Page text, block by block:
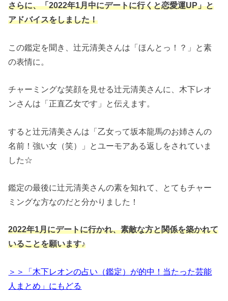
さらに、「2022年1月中にデートに行くと恋愛運UP」と
アドバイスをしました！
この鑑定を聞き、辻元清美さんは「ほんとっ！？」と素
の表情に。
チャーミングな笑顔を見せる辻元清美さんに、木下レオ
ンさんは「正直乙女です」と伝えます。
すると辻元清美さんは「乙女って坂本龍馬のお姉さんの
名前！強い女（笑）」とユーモアある返しをされていま
した☆
鑑定の最後に辻元清美さんの素を知れて、とてもチャー
ミングな方なのだと分かりました！
2022年1月にデートに行かれ、素敵な方と関係を築かれて
いることを願います♪
＞＞「木下レオンの占い（鑑定）が的中！当たった芸能
人まとめ」にもどる